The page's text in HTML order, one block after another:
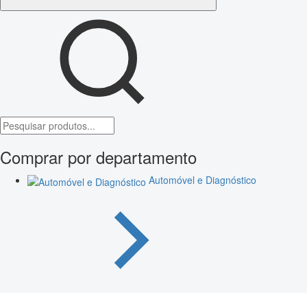
Comprar por departamento
Automóvel e Diagnóstico